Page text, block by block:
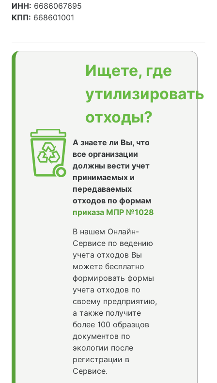
ИНН: 6686067695
КПП: 668601001
Ищете, где
утилизировать
отходы?
А знаете ли Вы, что
все организации
должны вести учет
принимаемых и
передаваемых
отходов по формам
приказа МПР №1028
В нашем Онлайн-
Сервисе по ведению
учета отходов Вы
можете бесплатно
формировать формы
учета отходов по
своему предприятию,
а также получите
более 100 образцов
документов по
экологии после
регистрации в
Сервисе.